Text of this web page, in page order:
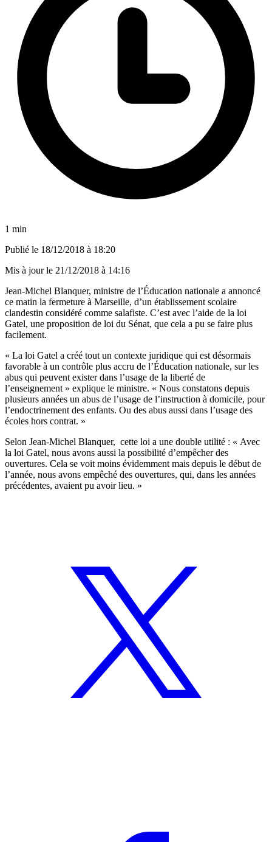
1 min
Publié le 18/12/2018 à 18:20
Mis à jour le 21/12/2018 à 14:16
Jean-Michel Blanquer, ministre de l’Éducation nationale a annoncé
ce matin la fermeture à Marseille, d’un établissement scolaire
clandestin considéré comme salafiste. C’est avec l’aide de la loi
Gatel, une proposition de loi du Sénat, que cela a pu se faire plus
facilement.
« La loi Gatel a créé tout un contexte juridique qui est désormais
favorable à un contrôle plus accru de l’Éducation nationale, sur les
abus qui peuvent exister dans l’usage de la liberté de
l’enseignement » explique le ministre. « Nous constatons depuis
plusieurs années un abus de l’usage de l’instruction à domicile, pour
l’endoctrinement des enfants. Ou des abus aussi dans l’usage des
écoles hors contrat. »
Selon Jean-Michel Blanquer, cette loi a une double utilité : « Avec
la loi Gatel, nous avons aussi la possibilité d’empêcher des
ouvertures. Cela se voit moins évidemment mais depuis le début de
l’année, nous avons empêché des ouvertures, qui, dans les années
précédentes, avaient pu avoir lieu. »